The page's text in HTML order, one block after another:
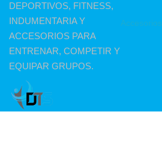
DEPORTIVOS, FITNESS,
INDUMENTARIA Y
ACCESORIOS PARA
ENTRENAR, COMPETIR Y
EQUIPAR GRUPOS.
Accesorios